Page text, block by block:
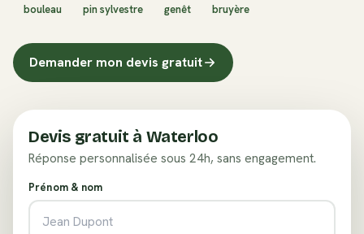
bouleau pin sylvestre genêt bruyère
Demander mon devis gratuit
Devis gratuit à Waterloo
Réponse personnalisée sous 24h, sans engagement.
Prénom & nom